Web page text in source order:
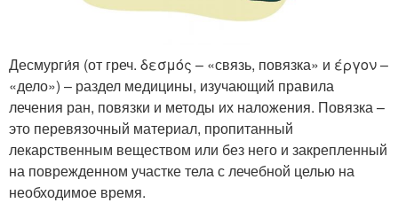
Десмурги́я (от греч. δεσμός – «связь, повязка» и έργον –
«дело») – раздел медицины, изучающий правила
лечения ран, повязки и методы их наложения. Повязка –
это перевязочный материал, пропитанный
лекарственным веществом или без него и закрепленный
на поврежденном участке тела с лечебной целью на
необходимое время.